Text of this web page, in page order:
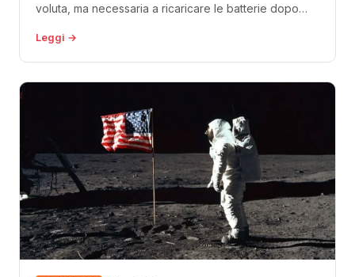
voluta, ma necessaria a ricaricare le batterie dopo
Leggi →